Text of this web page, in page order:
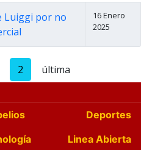
Luiggi por no
16 Enero
2025
2 última
Deportes
Linea Abierta